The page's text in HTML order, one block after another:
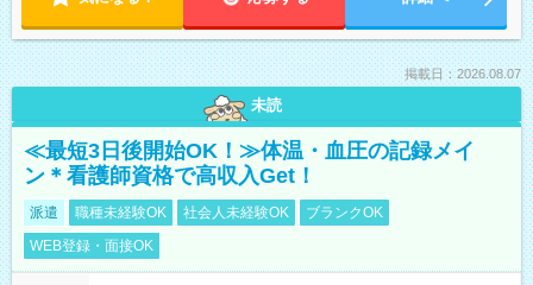
掲載日：2026.08.07
未読
≪最短3日後開始OK！≫体温・血圧の記録メイ
ン＊看護師資格で高収入Get！
派遣 職種未経験OK 社会人未経験OK
ブランクOK
WEB登録・面接OK